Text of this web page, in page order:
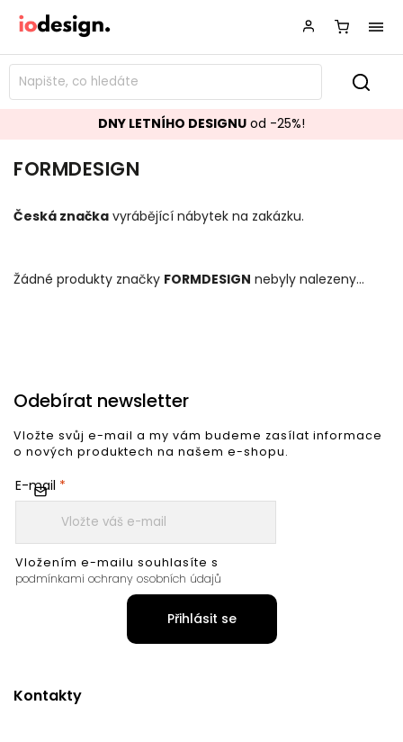
DNY LETNÍHO DESIGNU od -25%!
FORMDESIGN
Česká značka vyrábějící nábytek na zakázku.
Žádné produkty značky FORMDESIGN nebyly nalezeny...
Kontakty
Odebírat newsletter
Vložte svůj e-mail a my vám budeme zasílat informace
o nových produktech na našem e-shopu.
E-mail
Vložením e-mailu souhlasíte s
podmínkami ochrany osobních údajů
Přihlásit se